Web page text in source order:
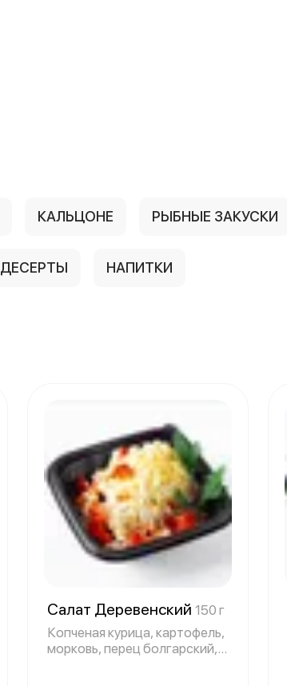
КАЛЬЦОНЕ РЫБНЫЕ ЗАКУСКИ
ДЕСЕРТЫ НАПИТКИ
Салат Деревенский 150 г
Копченая курица, картофель,
морковь, перец болгарский,